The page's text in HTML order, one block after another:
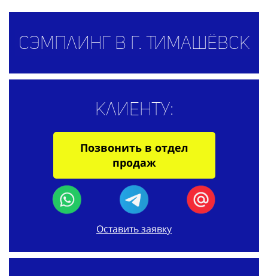
Сэмплинг в г. Тимашёвск
Клиенту:
Позвонить в отдел
продаж
Оставить заявку